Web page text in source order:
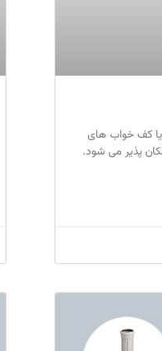
کف خواب های
پذیر می شود.